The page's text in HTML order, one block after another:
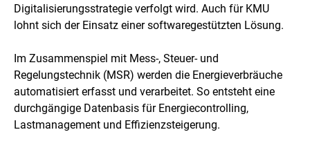
Digitalisierungsstrategie verfolgt wird. Auch für KMU
lohnt sich der Einsatz einer softwaregestützten Lösung.
Im Zusammenspiel mit Mess-, Steuer- und
Regelungstechnik (MSR) werden die Energieverbräuche
automatisiert erfasst und verarbeitet. So entsteht eine
durchgängige Datenbasis für Energiecontrolling,
Lastmanagement und Effizienzsteigerung.